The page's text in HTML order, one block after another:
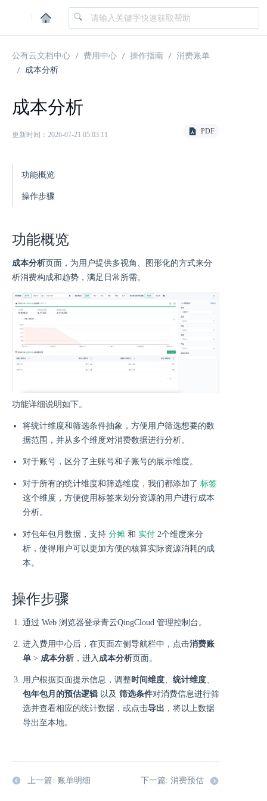
|
公有云文档中心 费用中心 操作指南
消费账单
成本分析
成本分析
更新时间：2026-07-21 05:03:11 PDF
功能概览
操作步骤
功能概览
成本分析页面，为用户提供多视角、图形化的方式来分
析消费构成和趋势，满足日常所需。
功能详细说明如下。
将统计维度和筛选条件抽象，方便用户筛选想要的数
据范围，并从多个维度对消费数据进行分析。
对于账号，区分了主账号和子账号的展示维度。
对于所有的统计维度和筛选维度，我们都添加了 标签
这个维度，方便使用标签来划分资源的用户进行成本
分析。
对包年包月数据，支持 分摊 和 实付 2个维度来分
析，使得用户可以更加方便的核算实际资源消耗的成
本。
操作步骤
通过 Web 浏览器登录青云QingCloud 管理控制台。
进入费用中心后，在页面左侧导航栏中，点击消费账
单 > 成本分析 ，进入成本分析页面。
用户根据页面提示信息，调整时间维度、 统计维度、
包年包月的预估逻辑 以及 筛选条件对消费信息进行筛
选并查看相应的统计数据，或点击导出 ，将以上数据
导出至本地。
上一篇: 账单明细 下一篇: 消费预估